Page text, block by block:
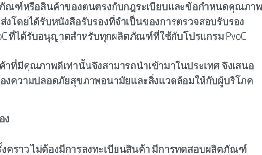
ภัณฑ์หรือสินค้าของตนตรงกับกฎระเบียบและข้อกำหนดคุณภาพ
โดยได้รับหนังสือรับรองที่จำเป็นของการตรวจสอบรับรอง
ที่ได้รับอนุญาตสำหรับทุกผลิตภัณฑ์ที่ใช้กับโปรแกรม PvoC
าที่มีคุณภาพดีเท่านั้นจึงสามารถนำเข้ามาในประเทศ จึงเสนอ
องความปลอดภัยสุขภาพอนามัยและสิ่งแวดล้อมให้กับผู้บริโภค
ง
งคราว ไม่ต้องมีการลงทะเบียนสินค้า มีการทดสอบผลิตภัณฑ์